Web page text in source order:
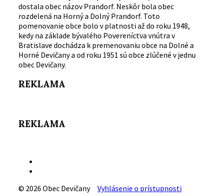
dostala obec názov Prandorf. Neskôr bola obec
rozdelená na Horný a Dolný Prandorf. Toto
pomenovanie obce bolo v platnosti až do roku 1948,
kedy na základe bývalého Povereníctva vnútra v
Bratislave dochádza k premenovaniu obce na Dolné a
Horné Devičany a od roku 1951 sú obce zlúčené v jednu
obec Devičany.
REKLAMA
REKLAMA
© 2026 Obec Devičany Vyhlásenie o prístupnosti